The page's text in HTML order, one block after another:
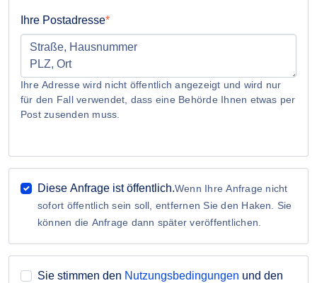
Ihre Postadresse
Ihre Adresse wird nicht öffentlich angezeigt und wird nur
für den Fall verwendet, dass eine Behörde Ihnen etwas per
Post zusenden muss.
Diese Anfrage ist öffentlich.Wenn Ihre Anfrage nicht
sofort öffentlich sein soll, entfernen Sie den Haken. Sie
können die Anfrage dann später veröffentlichen.
Sie stimmen den Nutzungsbedingungen und den